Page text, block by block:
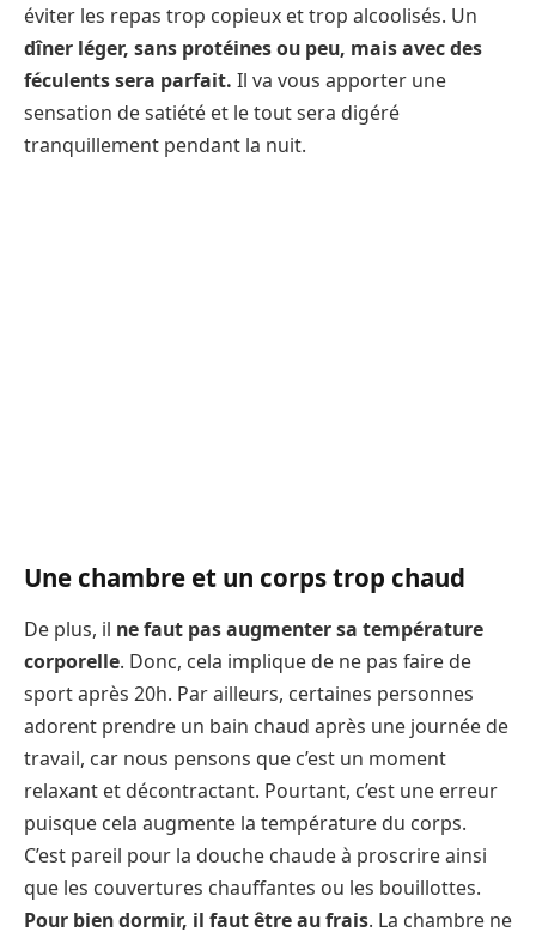
éviter les repas trop copieux et trop alcoolisés. Un
dîner léger, sans protéines ou peu, mais avec des
féculents sera parfait. Il va vous apporter une
sensation de satiété et le tout sera digéré
tranquillement pendant la nuit.
Une chambre et un corps trop chaud
De plus, il ne faut pas augmenter sa température
corporelle. Donc, cela implique de ne pas faire de
sport après 20h. Par ailleurs, certaines personnes
adorent prendre un bain chaud après une journée de
travail, car nous pensons que c’est un moment
relaxant et décontractant. Pourtant, c’est une erreur
puisque cela augmente la température du corps.
C’est pareil pour la douche chaude à proscrire ainsi
que les couvertures chauffantes ou les bouillottes.
Pour bien dormir, il faut être au frais. La chambre ne